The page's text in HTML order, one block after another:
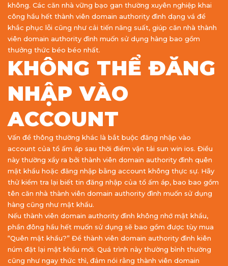
không. Các căn nhà vững bạo gan thường xuyên nghiệp khai
công hầu hết thành viên domain authority đình dạng vá để
khắc phục lỗi cũng như cải tiến năng suất, giúp căn nhà thành
viên domain authority đình muốn sử dụng hàng bao gồm
thưởng thức béo béo nhất.
KHÔNG THỂ ĐĂNG
NHẬP VÀO
ACCOUNT
Vấn đề thông thường khác là bắt buộc đăng nhập vào
account của tổ ấm áp sau thời điểm vận tải sun win ios. Điều
này thường xẩy ra bởi thành viên domain authority đình quên
mật khẩu hoặc đăng nhập bằng account không thực sự. Hãy
thử kiểm tra lại biết tin đăng nhập của tổ ấm áp, bao bao gồm
tên căn nhà thành viên domain authority đình muốn sử dụng
hàng cũng như mật khẩu.
Nếu thành viên domain authority đình không nhớ mật khẩu,
phần đông hầu hết muốn sử dụng sẽ bao gồm được tùy mua
“Quên mật khẩu?” Để thành viên domain authority đình kiên
núm đặt lại mật khẩu mới. Quá trình này thường bình thường
cũng như ngay thức thì, đảm nói rằng thành viên domain